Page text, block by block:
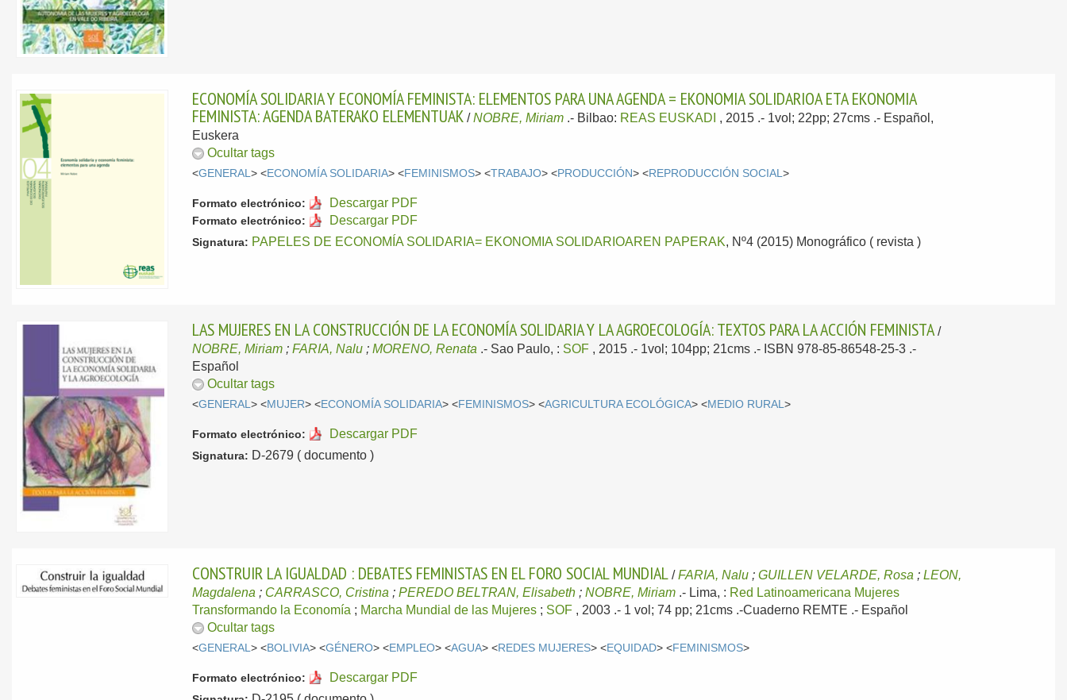
ECONOMÍA SOLIDARIA Y ECONOMÍA FEMINISTA: ELEMENTOS PARA UNA AGENDA = EKONOMIA SOLIDARIOA ETA EKONOMIA
FEMINISTA: AGENDA BATERAKO ELEMENTUAK /NOBRE, Miriam .- Bilbao: REAS EUSKADI , 2015 .- 1vol; 22pp; 27cms .- Español,
Euskera
Ocultar tags
<GENERAL> <ECONOMÍA SOLIDARIA> <FEMINISMOS> <TRABAJO> <PRODUCCIÓN> <REPRODUCCIÓN SOCIAL>
Formato electrónico: Descargar PDF
Formato electrónico: Descargar PDF
Signatura: PAPELES DE ECONOMÍA SOLIDARIA= EKONOMIA SOLIDARIOAREN PAPERAK, Nº4 (2015) Monográfico ( revista )
LAS MUJERES EN LA CONSTRUCCIÓN DE LA ECONOMÍA SOLIDARIA Y LA AGROECOLOGÍA: TEXTOS PARA LA ACCIÓN FEMINISTA /
NOBRE, Miriam ;FARIA, Nalu ;MORENO, Renata .- Sao Paulo, : SOF , 2015 .- 1vol; 104pp; 21cms .- ISBN 978-85-86548-25-3 .-
Español
Ocultar tags
<GENERAL> <MUJER> <ECONOMÍA SOLIDARIA> <FEMINISMOS> <AGRICULTURA ECOLÓGICA> <MEDIO RURAL>
Formato electrónico: Descargar PDF
Signatura: D-2679 ( documento )
CONSTRUIR LA IGUALDAD : DEBATES FEMINISTAS EN EL FORO SOCIAL MUNDIAL /FARIA, Nalu ;GUILLEN VELARDE, Rosa ;LEON,
Magdalena ; CARRASCO, Cristina ;PEREDO BELTRAN, Elisabeth ;NOBRE, Miriam .- Lima, : Red Latinoamericana Mujeres
Transformando la Economía ; Marcha Mundial de las Mujeres ; SOF , 2003 .- 1 vol; 74 pp; 21cms .-Cuaderno REMTE .- Español
Ocultar tags
<GENERAL> <BOLIVIA> <GÉNERO> <EMPLEO> <AGUA> <REDES MUJERES> <EQUIDAD> <FEMINISMOS>
Formato electrónico: Descargar PDF